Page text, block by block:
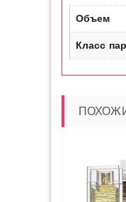
Объем
Класс